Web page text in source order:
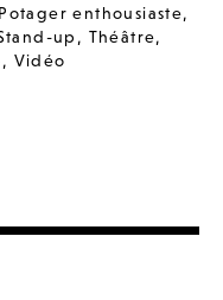
Potager enthousiaste,
up , Théâtre,
, Vidéo